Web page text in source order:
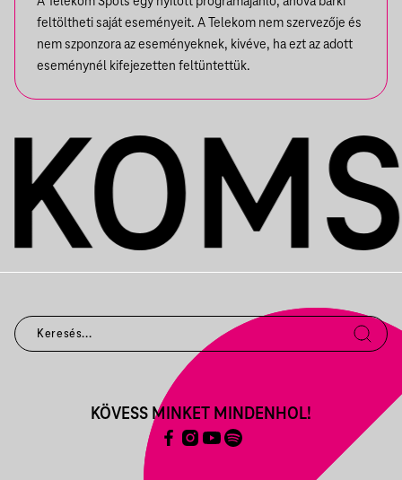
feltöltheti saját eseményeit. A Telekom nem szervezője és
nem szponzora az eseményeknek, kivéve, ha ezt az adott
eseménynél kifejezetten feltüntettük.
KÖVESS MINKET MINDENHOL!